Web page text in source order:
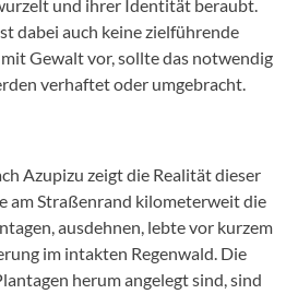
und ihrer Identität beraubt.
dabei auch keine zielführende
Gewalt vor, sollte das notwendig
verhaftet oder umgebracht.
Azupizu zeigt die Realität dieser
am Straßenrand kilometerweit die
ausdehnen, lebte vor kurzem
im intakten Regenwald. Die
herum angelegt sind, sind